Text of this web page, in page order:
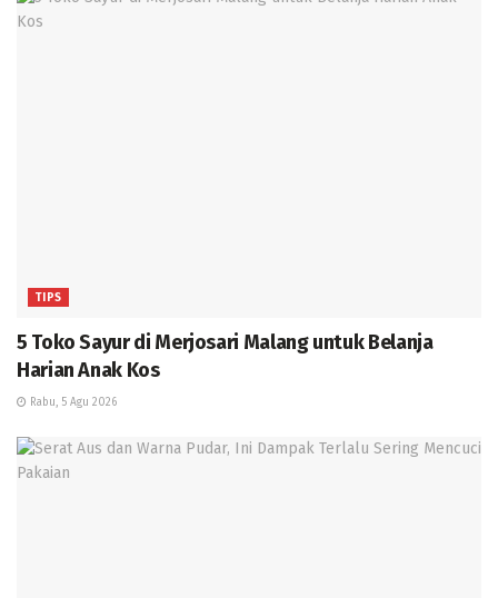
TIPS
5 Toko Sayur di Merjosari Malang untuk Belanja
Harian Anak Kos
Rabu, 5 Agu 2026